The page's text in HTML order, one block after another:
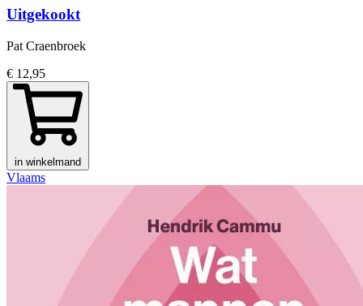
Uitgekookt
Pat Craenbroek
€ 12,95
in winkelmand
Vlaams